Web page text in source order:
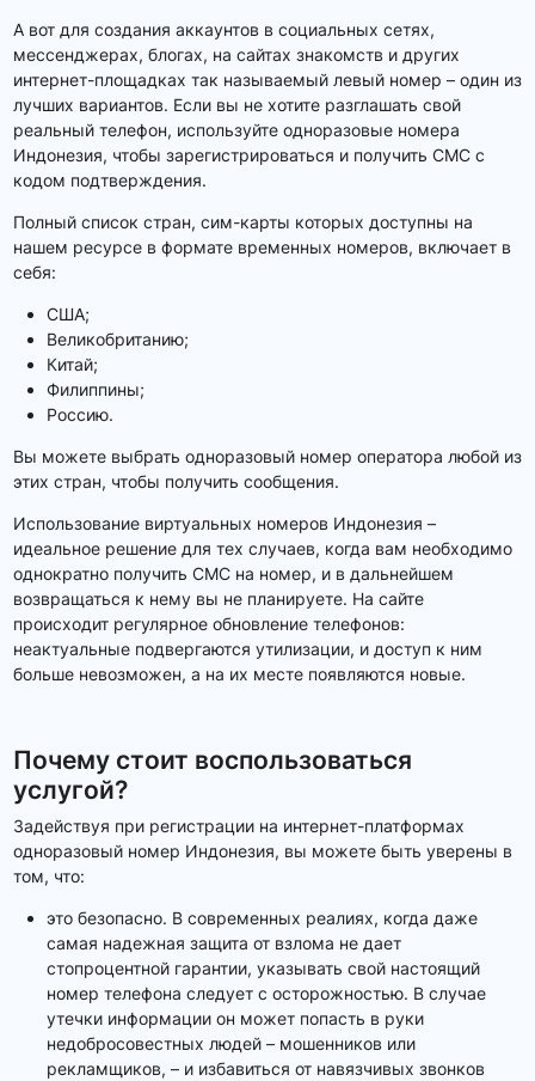
А вот для создания аккаунтов в социальных сетях,
мессенджерах, блогах, на сайтах знакомств и других
интернет-площадках так называемый левый номер – один из
лучших вариантов. Если вы не хотите разглашать свой
реальный телефон, используйте одноразовые номера
Индонезия, чтобы зарегистрироваться и получить СМС с
кодом подтверждения.
Полный список стран, сим-карты которых доступны на
нашем ресурсе в формате временных номеров, включает в
себя:
США;
Великобританию;
Китай;
Филиппины;
Россию.
Вы можете выбрать одноразовый номер оператора любой из
этих стран, чтобы получить сообщения.
Использование виртуальных номеров Индонезия –
идеальное решение для тех случаев, когда вам необходимо
однократно получить СМС на номер, и в дальнейшем
возвращаться к нему вы не планируете. На сайте
происходит регулярное обновление телефонов:
неактуальные подвергаются утилизации, и доступ к ним
больше невозможен, а на их месте появляются новые.
Почему стоит воспользоваться
услугой?
Задействуя при регистрации на интернет-платформах
одноразовый номер Индонезия, вы можете быть уверены в
том, что:
это безопасно. В современных реалиях, когда даже
самая надежная защита от взлома не дает
стопроцентной гарантии, указывать свой настоящий
номер телефона следует с осторожностью. В случае
утечки информации он может попасть в руки
недобросовестных людей – мошенников или
рекламщиков, – и избавиться от навязчивых звонков